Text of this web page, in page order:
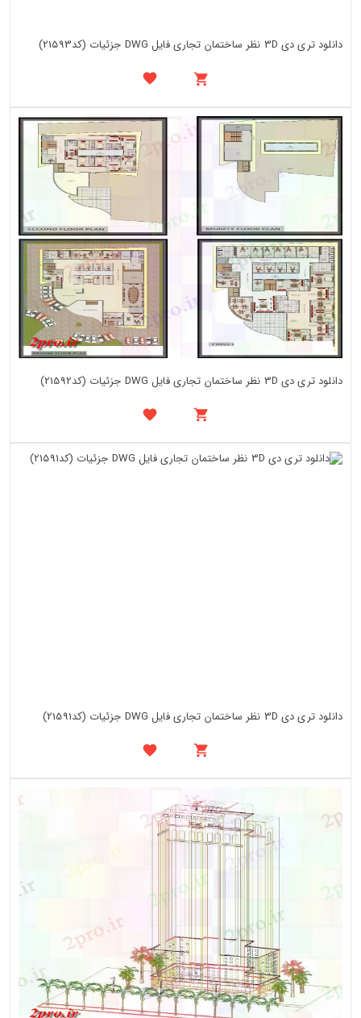
دانلود تری دی 3D نظر ساختمان تجاری فایل DWG جزئیات (کد21593)
دانلود تری دی 3D نظر ساختمان تجاری فایل DWG جزئیات (کد21592)
دانلود تری دی 3D نظر ساختمان تجاری فایل DWG جزئیات (کد21591)